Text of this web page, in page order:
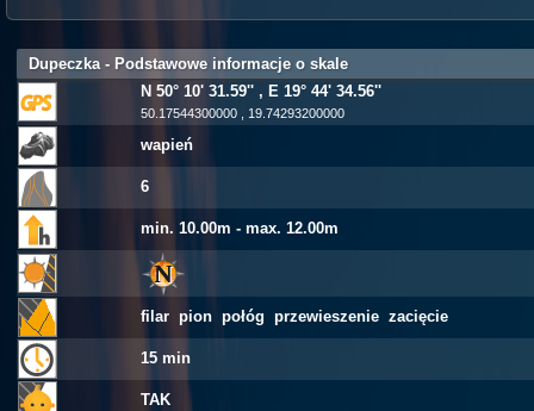
Dupeczka - Podstawowe informacje o skale
N 50° 10' 31.59'' , E 19° 44' 34.56''
50.17544300000 , 19.74293200000
wapień
6
min. 10.00m - max. 12.00m
filar pion połóg przewieszenie zacięcie
15 min
TAK